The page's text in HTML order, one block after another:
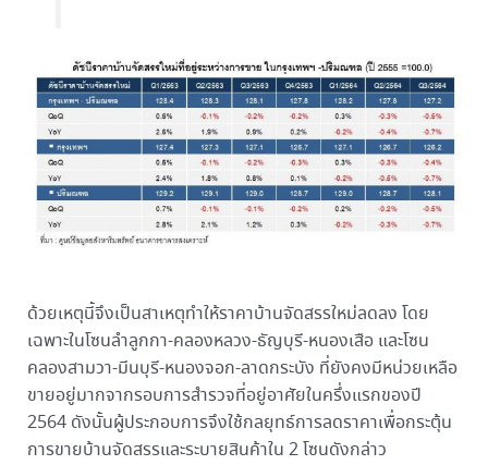
ด้วยเหตุนี้จึงเป็นสาเหตุทำให้ราคาบ้านจัดสรรใหม่ลดลง โดย
เฉพาะในโซนลำลูกกา-คลองหลวง-ธัญบุรี-หนองเสือ และโซน
คลองสามวา-มีนบุรี-หนองจอก-ลาดกระบัง ที่ยังคงมีหน่วยเหลือ
ขายอยู่มากจากรอบการสำรวจที่อยู่อาศัยในครึ่งแรกของปี
2564 ดังนั้นผู้ประกอบการจึงใช้กลยุทธ์การลดราคาเพื่อกระตุ้น
การขายบ้านจัดสรรและระบายสินค้าใน 2 โซนดังกล่าว